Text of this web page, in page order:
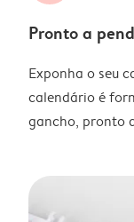
Pronto a
Exponha o seu
calendário é
gancho, pronto